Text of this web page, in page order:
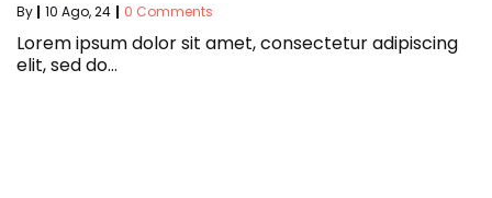
By | 10 Ago, 24 | 0 Comments
Lorem ipsum dolor sit amet, consectetur adipiscing
elit, sed do…